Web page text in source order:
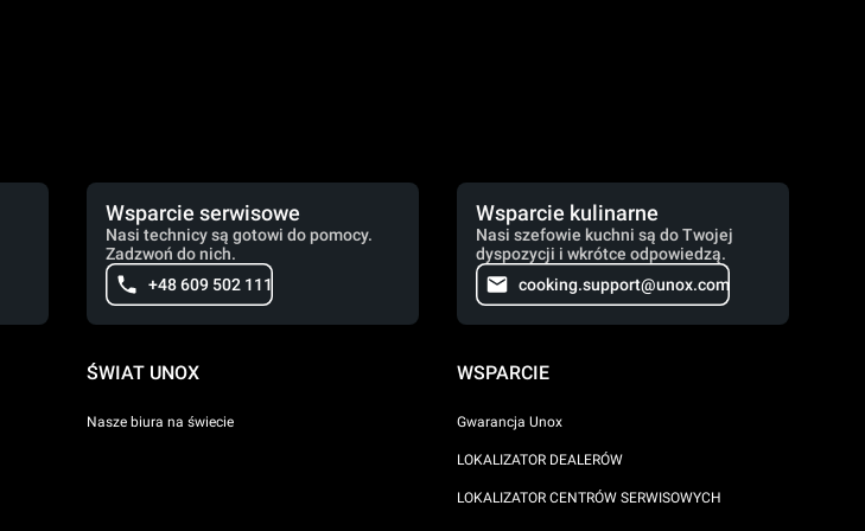
Wsparcie serwisowe
Nasi technicy są gotowi do pomocy.
Zadzwoń do nich.
+48 609 502 111
Wsparcie kulinarne
Nasi szefowie kuchni są do Twojej
dyspozycji i wkrótce odpowiedzą.
cooking.support@unox.com
ŚWIAT UNOX
Nasze biura na świecie
WSPARCIE
Gwarancja Unox
LOKALIZATOR DEALERÓW
LOKALIZATOR CENTRÓW SERWISOWYCH